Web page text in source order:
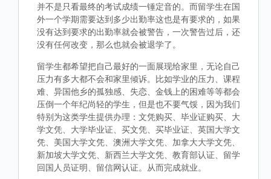
并不是只看最终的考试成绩一锤定音的。而留学生在国
外一个学期需要达到多少出勤率这也是有要求的，如果
没有达到要求的出勤率就会被警告，一次警告过后，还
没有任何改变，那么也就会被退学了。
留学生都希望把自己最好的一面展现给家里，无论自己
压力有多大都不会和家里倾诉。比如学业的压力、课程
难、异国他乡的孤独感、失恋、金钱上的困难等等都会
压倒一个年纪尚轻的学生，但是也不要气馁，因为我们
特别为这类学生提供办理：文凭购买、毕业证购买、大
学文凭、大学毕业证、买文凭、买毕业证、英国大学文
凭、美国大学文凭、澳洲大学文凭、加拿大大学文凭、
新加坡大学文凭、新西兰大学文凭、教育部认证、留学
回国人员证明、留信网认证。从而完成就业。